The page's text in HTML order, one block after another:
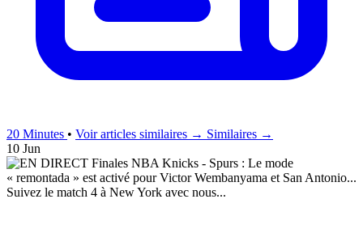
20 Minutes • Voir articles similaires → Similaires →
10 Jun